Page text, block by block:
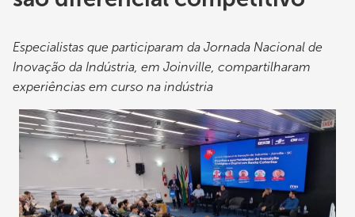
Especialistas que participaram da Jornada Nacional de
Inovação da Indústria, em Joinville, compartilharam
experiências em curso na indústria